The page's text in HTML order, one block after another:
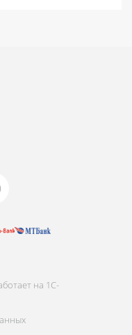
на 1С-